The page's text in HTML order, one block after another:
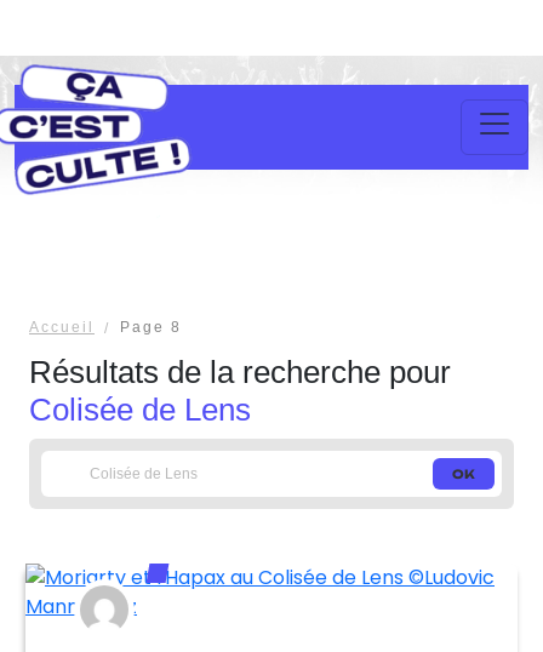
Accueil Page 8
Résultats de la recherche pour
Colisée de Lens